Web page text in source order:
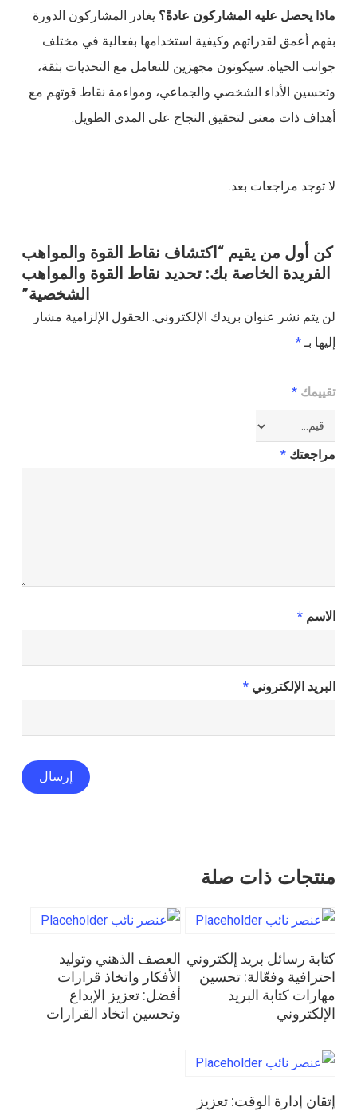
ماذا يحصل عليه المشاركون عادةً؟ يغادر المشاركون الدورة
بفهم أعمق لقدراتهم وكيفية استخدامها بفعالية في مختلف
جوانب الحياة. سيكونون مجهزين للتعامل مع التحديات بثقة،
وتحسين الأداء الشخصي والجماعي، ومواءمة نقاط قوتهم مع
أهداف ذات معنى لتحقيق النجاح على المدى الطويل.
لا توجد مراجعات بعد.
كن أول من يقيم “اكتشاف نقاط القوة والمواهب
الفريدة الخاصة بك: تحديد نقاط القوة والمواهب
الشخصية”
لن يتم نشر عنوان بريدك الإلكتروني. الحقول الإلزامية مشار
إليها بـ *
تقييمك *
مراجعتك *
الاسم *
البريد الإلكتروني *
منتجات ذات صلة
قراءة المزيد
كتابة رسائل بريد إلكتروني
احترافية وفعّالة: تحسين
مهارات كتابة البريد
الإلكتروني
قراءة المزيد
العصف الذهني وتوليد
الأفكار واتخاذ قرارات
أفضل: تعزيز الإبداع
وتحسين اتخاذ القرارات
قراءة المزيد
إتقان إدارة الوقت: تعزيز